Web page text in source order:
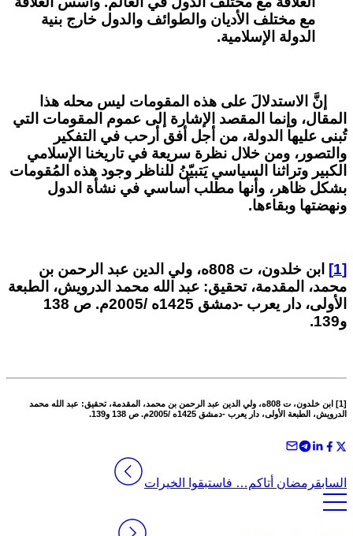
مع مختلف الأديان والطوائف والدول خارج بنية
الدولة الإسلامية.
إنَّ الاستدلالَ على هذه المقومات ليس محله هذا
المقال، وإنما المقصد الإشارة إلى عموم المقومات التي
تُبنى عليها الدولة، من أجل أفق أرحب في التفكير
والتصور، ومن خلال نظرة سريعة في تاريخنا الإسلامي
الكبير وتراثنا السياسي يَتبيّنُ للناظر وجود هذه المُقومات
بشكل ظاهر، وأنها مطلب أساسي في نشأة الدول
ونهضتها وبقاءها.
[1]
ابن خلدون، ت 808ه، ولي الدين عبد الرحمن بن
محمد،
المقدمة، تحقيق: عبد الله محمد الدرويش، الطبعة
الأولى، دار يعرب -دمشق 1425ه /2005م. ص 138
و139.
[1] ابن خلدون، ت 808ه، ولي الدين عبد الرحمن بن محمد، المقدمة، تحقيق: عبد الله محمد
الدرويش، الطبعة الأولى، دار يعرب -دمشق 1425ه /2005م. ص 138 و139.
السابقرمضان أتاكم… فاستبقوا الخيرات